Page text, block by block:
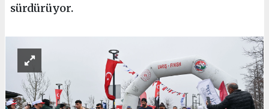
sürdürüyor.